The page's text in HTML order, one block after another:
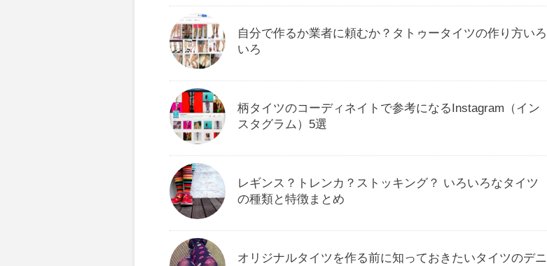
自分で作るか業者に頼むか？タトゥータイツの作り方いろ
いろ
柄タイツのコーディネイトで参考になるInstagram（イン
スタグラム）5選
レギンス？トレンカ？ストッキング？ いろいろなタイツ
の種類と特徴まとめ
オリジナルタイツを作る前に知っておきたいタイツのデニ